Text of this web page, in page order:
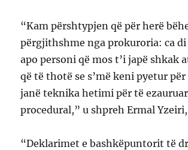
“Kam përshtypjen që për herë
përgjithshme nga prokuroria: ca
apo personi që mos t’i japë shkak
që të thotë se s’më keni pyetur
janë teknika hetimi për të
procedural,” u shpreh Ermal
“Deklarimet e bashkëpuntorit të